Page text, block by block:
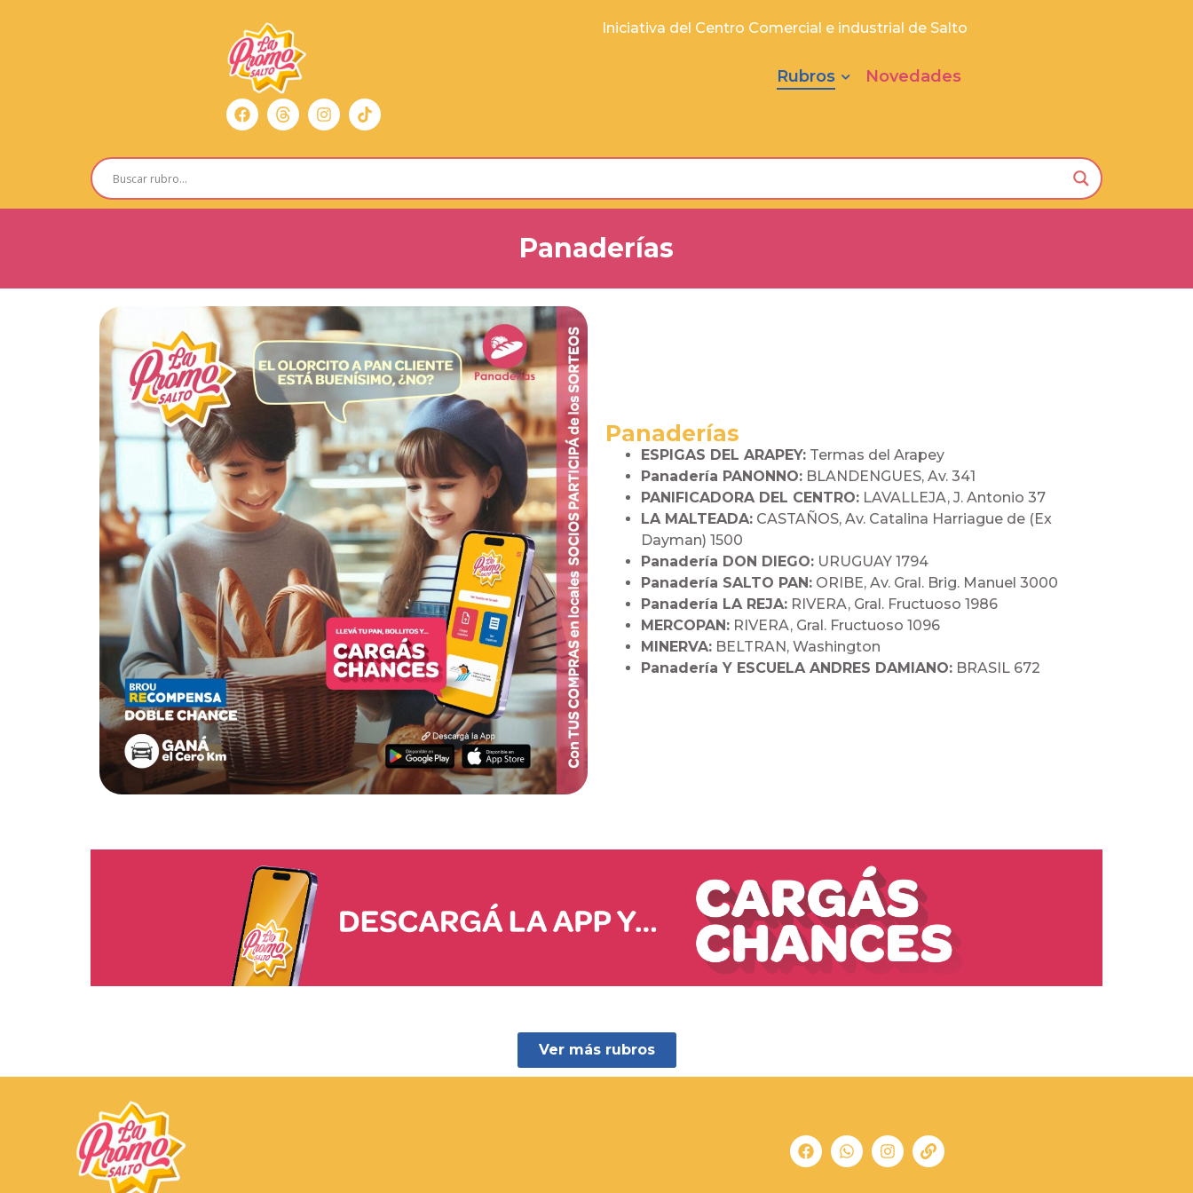
Iniciativa del Centro Comercial e industrial de Salto
Rubros Novedades
Panaderías
Panaderías
ESPIGAS DEL ARAPEY: Termas del Arapey
Panadería PANONNO: BLANDENGUES, Av. 341
PANIFICADORA DEL CENTRO: LAVALLEJA, J. Antonio 37
LA MALTEADA: CASTAÑOS, Av. Catalina Harriague de (Ex
Dayman) 1500
Panadería DON DIEGO: URUGUAY 1794
Panadería SALTO PAN: ORIBE, Av. Gral. Brig. Manuel 3000
Panadería LA REJA: RIVERA, Gral. Fructuoso 1986
MERCOPAN: RIVERA, Gral. Fructuoso 1096
MINERVA: BELTRAN, Washington
Panadería Y ESCUELA ANDRES DAMIANO: BRASIL 672
Ver más rubros